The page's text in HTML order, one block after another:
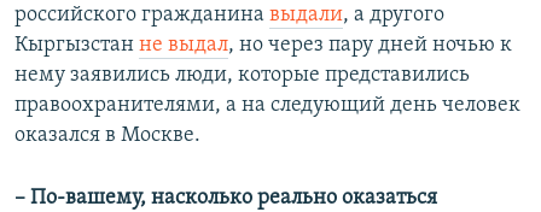
российского гражданина выдали, а другого
Кыргызстан не выдал, но через пару дней ночью к
нему заявились люди, которые представились
правоохранителями, а на следующий день человек
оказался в Москве.
– По-вашему, насколько реально оказаться